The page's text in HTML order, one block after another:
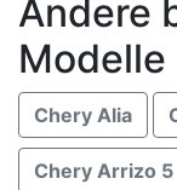
Andere
Modelle
Chery Alia
Chery Arrizo 5